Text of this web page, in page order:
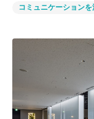
コミュニケーション